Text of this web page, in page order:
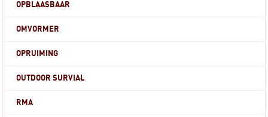
OPBLAASBAAR
OMVORMER
OPRUIMING
OUTDOOR SURVIAL
RMA